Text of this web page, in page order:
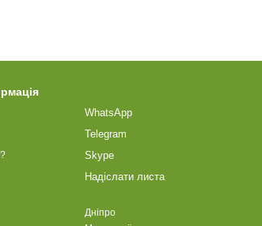
WhatsApp
Telegram
Skype
Надіслати листа
Дніпро